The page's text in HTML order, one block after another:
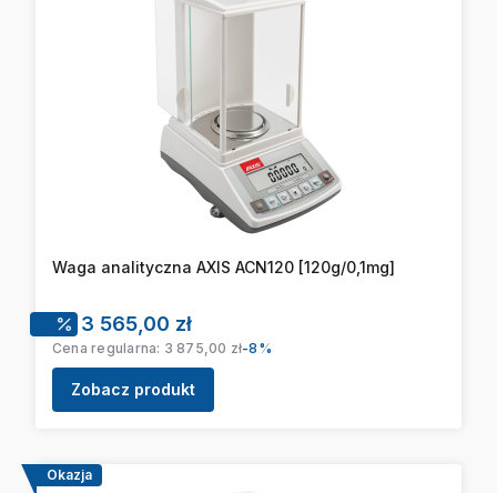
Waga analityczna AXIS ACN120 [120g/0,1mg]
Cena promocyjna
3 565,00 zł
Cena regularna: 3 875,00 zł-8%
Zobacz produkt
Okazja